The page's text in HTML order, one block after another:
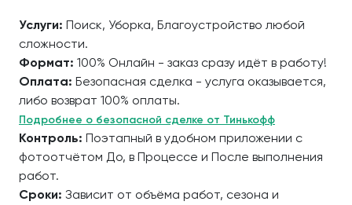
Услуги: Поиск, Уборка, Благоустройство любой
сложности.
Формат: 100% Онлайн - заказ сразу идёт в работу!
Оплата: Безопасная сделка - услуга оказывается,
либо возврат 100% оплаты.
Подробнее о безопасной сделке от Тинькофф
Контроль: Поэтапный в удобном приложении с
фотоотчётом До, в Процессе и После выполнения
работ.
Сроки: Зависит от объёма работ, сезона и